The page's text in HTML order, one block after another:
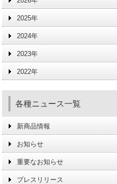
2025年
2024年
2023年
2022年
各種ニュース一覧
新商品情報
お知らせ
重要なお知らせ
プレスリリース